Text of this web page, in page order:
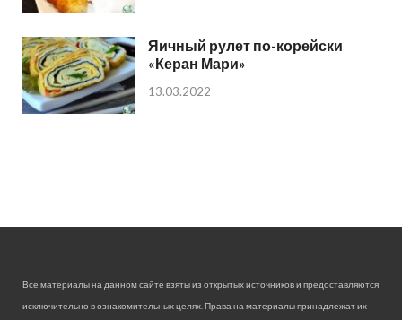
Яичный рулет по-корейски
«Керан Мари»
13.03.2022
Все материалы на данном сайте взяты из открытых источников и предоставляются
исключительно в ознакомительных целях. Права на материалы принадлежат их